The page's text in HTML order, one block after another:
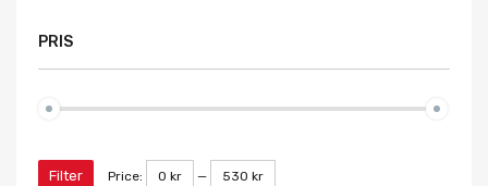
PRIS
Filter Price: 0 kr — 530 kr